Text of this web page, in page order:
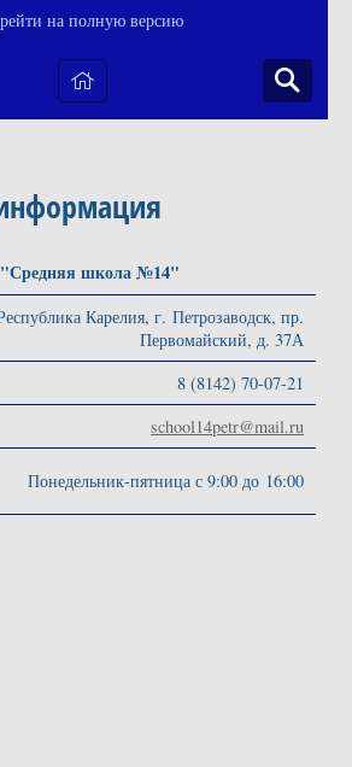
на полную версию
школа №14"
Карелия, г. Петрозаводск, пр.
Первомайский, д. 37А
8 (8142) 70-07-21
school14petr@mail.ru
Понедельник-пятница с 9:00 до 16:00